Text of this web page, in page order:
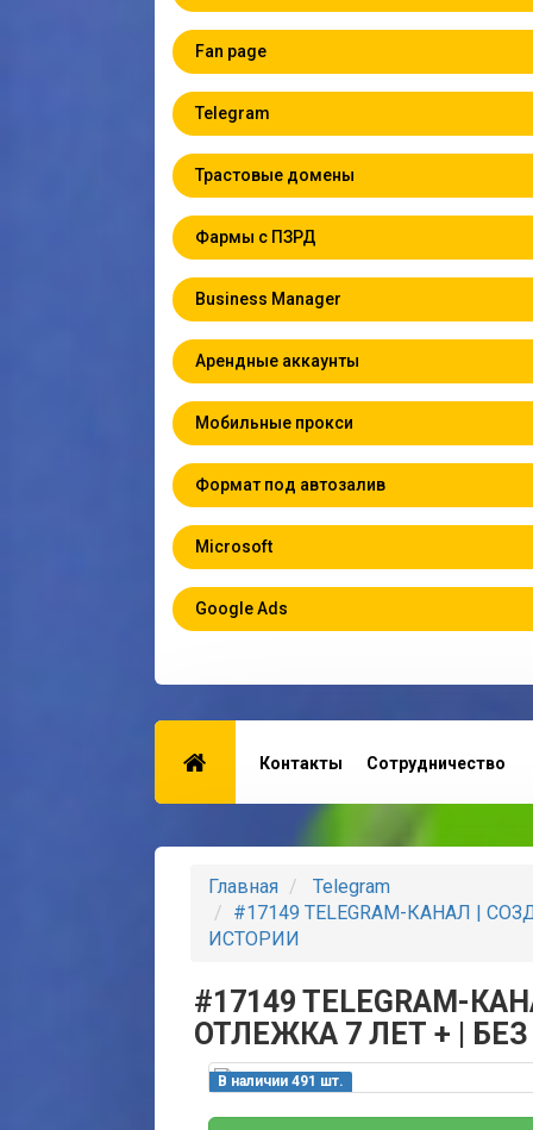
Fan page
Telegram
Трастовые домены
Фармы с ПЗРД
Business Manager
Арендные аккаунты
Мобильные прокси
Формат под автозалив
Microsoft
Google Ads
Контакты Сотрудничество
Главная
Telegram
#17149 TELEGRAM-КАНАЛ |
ИСТОРИИ
#17149 TELEGRAM-
ОТЛЕЖКА 7 ЛЕТ + |
В наличии 491 шт.